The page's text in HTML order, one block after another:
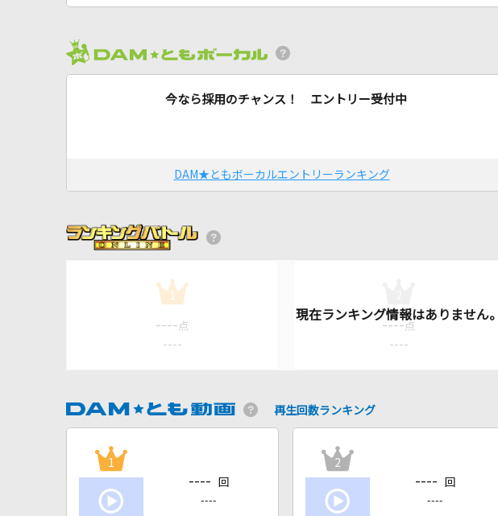
今なら採用のチャンス！ エントリー受付中
DAM★ともボーカルエントリーランキング
1
---- 点
----
---- 点
----
再生回数ランキング
1
---- 回
----
2
---- 回
----